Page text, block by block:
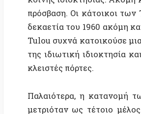
Παλαιότερα, η κατανομή των
μετριόταν ως τέτοιο μέλος.
δημόσιων χώρων, το άνοιγμα
ένα οικογενειακό κλαδί σε
ενιαία στέγη,
μεγάλωνε, το περίβλημα του
ομόκεντρο δακτύλιο, ή